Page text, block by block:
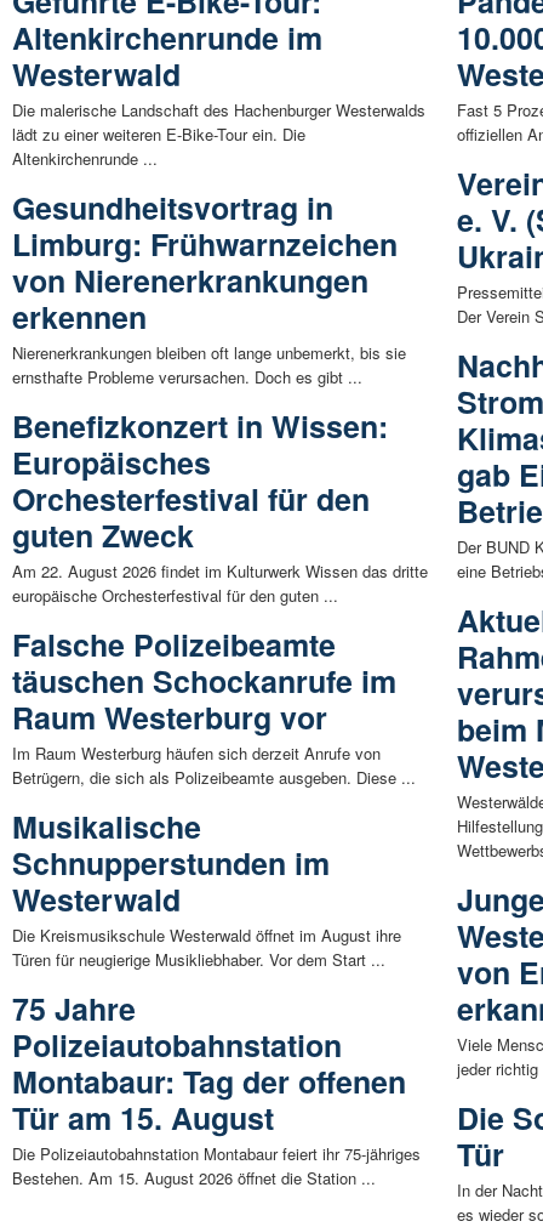
Altenkirchenrunde im
Westerwald
Die malerische Landschaft des Hachenburger Westerwalds
lädt zu einer weiteren E-Bike-Tour ein. Die
Altenkirchenrunde ...
Gesundheitsvortrag in
Limburg: Frühwarnzeichen
von Nierenerkrankungen
erkennen
Nierenerkrankungen bleiben oft lange unbemerkt, bis sie
ernsthafte Probleme verursachen. Doch es gibt ...
Benefizkonzert in Wissen:
Europäisches
Orchesterfestival für den
guten Zweck
Am 22. August 2026 findet im Kulturwerk Wissen das dritte
europäische Orchesterfestival für den guten ...
Falsche Polizeibeamte
täuschen Schockanrufe im
Raum Westerburg vor
Im Raum Westerburg häufen sich derzeit Anrufe von
Betrügern, die sich als Polizeibeamte ausgeben. Diese ...
Musikalische
Schnupperstunden im
Westerwald
Die Kreismusikschule Westerwald öffnet im August ihre
Türen für neugierige Musikliebhaber. Vor dem Start ...
75 Jahre
Polizeiautobahnstation
Montabaur: Tag der offenen
Tür am 15. August
Die Polizeiautobahnstation Montabaur feiert ihr 75-jähriges
Bestehen. Am 15. August 2026 öffnet die Station ...
Fast 5
offiziellen
e. V.
Der Verein
gab
Der BUND
eine
beim
von
Viele
jeder
Die
Tür
In der
es wieder